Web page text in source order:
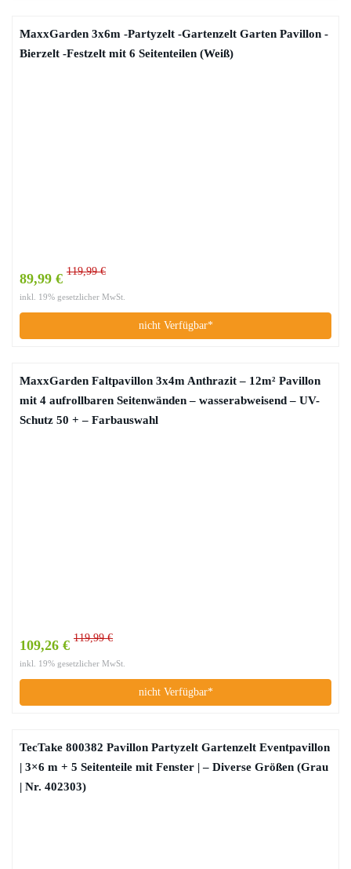
MaxxGarden 3x6m -Partyzelt -Gartenzelt Garten Pavillon -
Bierzelt -Festzelt mit 6 Seitenteilen (Weiß)
89,99 € 119,99 €
inkl. 19% gesetzlicher MwSt.
nicht Verfügbar*
MaxxGarden Faltpavillon 3x4m Anthrazit – 12m² Pavillon
mit 4 aufrollbaren Seitenwänden – wasserabweisend – UV-
Schutz 50 + – Farbauswahl
109,26 € 119,99 €
inkl. 19% gesetzlicher MwSt.
nicht Verfügbar*
TecTake 800382 Pavillon Partyzelt Gartenzelt Eventpavillon
| 3×6 m + 5 Seitenteile mit Fenster | – Diverse Größen (Grau
| Nr. 402303)